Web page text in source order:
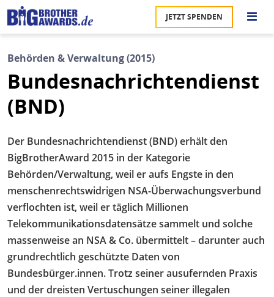
Direkt
zum
Inhalt
JETZT SPENDEN
Behörden & Verwaltung (2015)
Bundesnachrichtendienst
(BND)
Der Bundesnachrichtendienst (BND) erhält den
BigBrotherAward 2015 in der Kategorie
Behörden/Verwaltung, weil er aufs Engste in den
menschenrechtswidrigen NSA-Überwachungsverbund
verflochten ist, weil er täglich Millionen
Telekommunikationsdatensätze sammelt und solche
massenweise an NSA & Co. übermittelt – darunter auch
grundrechtlich geschützte Daten von
Bundesbürger.innen. Trotz seiner ausufernden Praxis
und der dreisten Vertuschungen seiner illegalen